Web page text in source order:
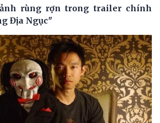
rùng rợn trong trailer chính
Địa Ngục"